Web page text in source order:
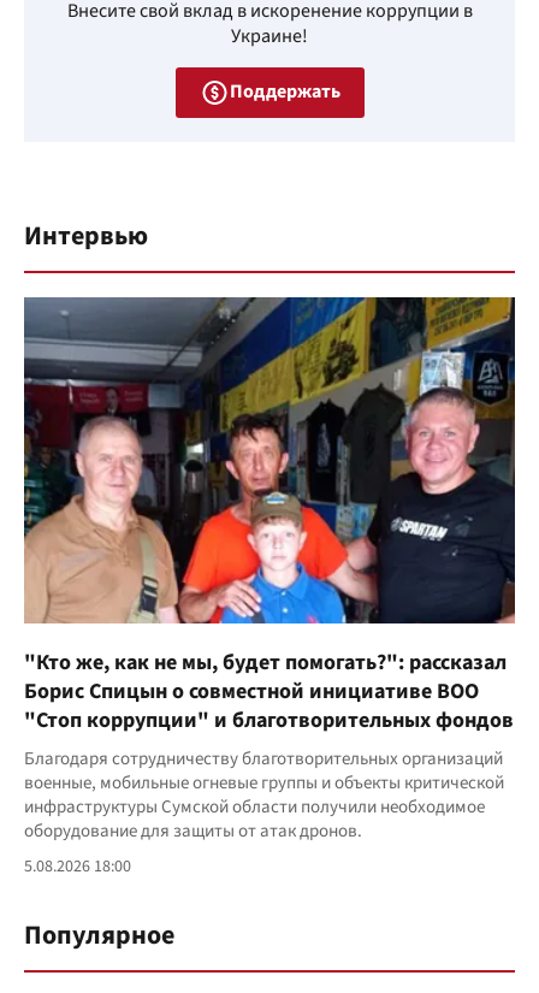
Внесите свой вклад в искоренение коррупции в
Украине!
Поддержать
Интервью
"Кто же, как не мы, будет помогать?": рассказал
Борис Спицын о совместной инициативе ВОО
"Стоп коррупции" и благотворительных фондов
Благодаря сотрудничеству благотворительных организаций
военные, мобильные огневые группы и объекты критической
инфраструктуры Сумской области получили необходимое
оборудование для защиты от атак дронов.
5.08.2026 18:00
Популярное